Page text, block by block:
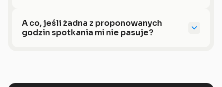
A co, jeśli żadna z proponowanych
godzin spotkania mi nie pasuje?